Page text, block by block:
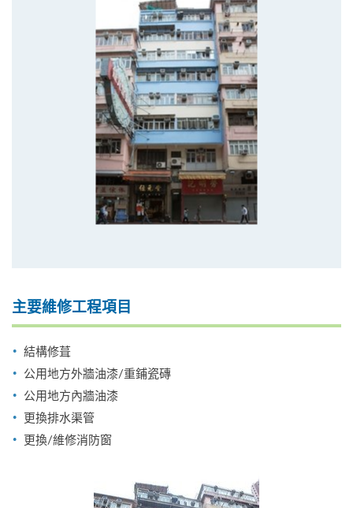
主要維修工程項目
結構修葺
公用地方外牆油漆/重鋪瓷磚
公用地方內牆油漆
更換排水渠管
更換/維修消防窗